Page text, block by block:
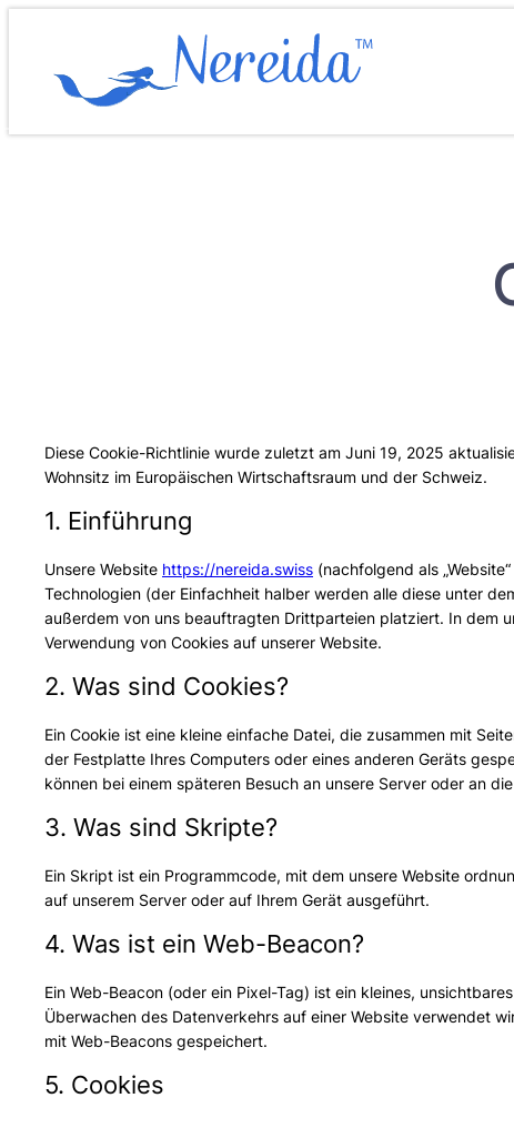
springen
Diese Cookie-Richtlinie wurde zuletzt am Juni 19, 2025
Wohnsitz im Europäischen Wirtschaftsraum und der Schweiz.
1. Einführung
Unsere Website https://nereida.swiss (nachfolgend als
Technologien (der Einfachheit halber werden alle diese unter
außerdem von uns beauftragten Drittparteien platziert. In dem
Verwendung von Cookies auf unserer Website.
2. Was sind Cookies?
Ein Cookie ist eine kleine einfache Datei, die zusammen mit
der Festplatte Ihres Computers oder eines anderen Geräts
können bei einem späteren Besuch an unsere Server oder an
3. Was sind Skripte?
Ein Skript ist ein Programmcode, mit dem unsere Website
auf unserem Server oder auf Ihrem Gerät ausgeführt.
4. Was ist ein Web-Beacon?
Ein Web-Beacon (oder ein Pixel-Tag) ist ein kleines,
Überwachen des Datenverkehrs auf einer Website verwendet
mit Web-Beacons gespeichert.
5. Cookies